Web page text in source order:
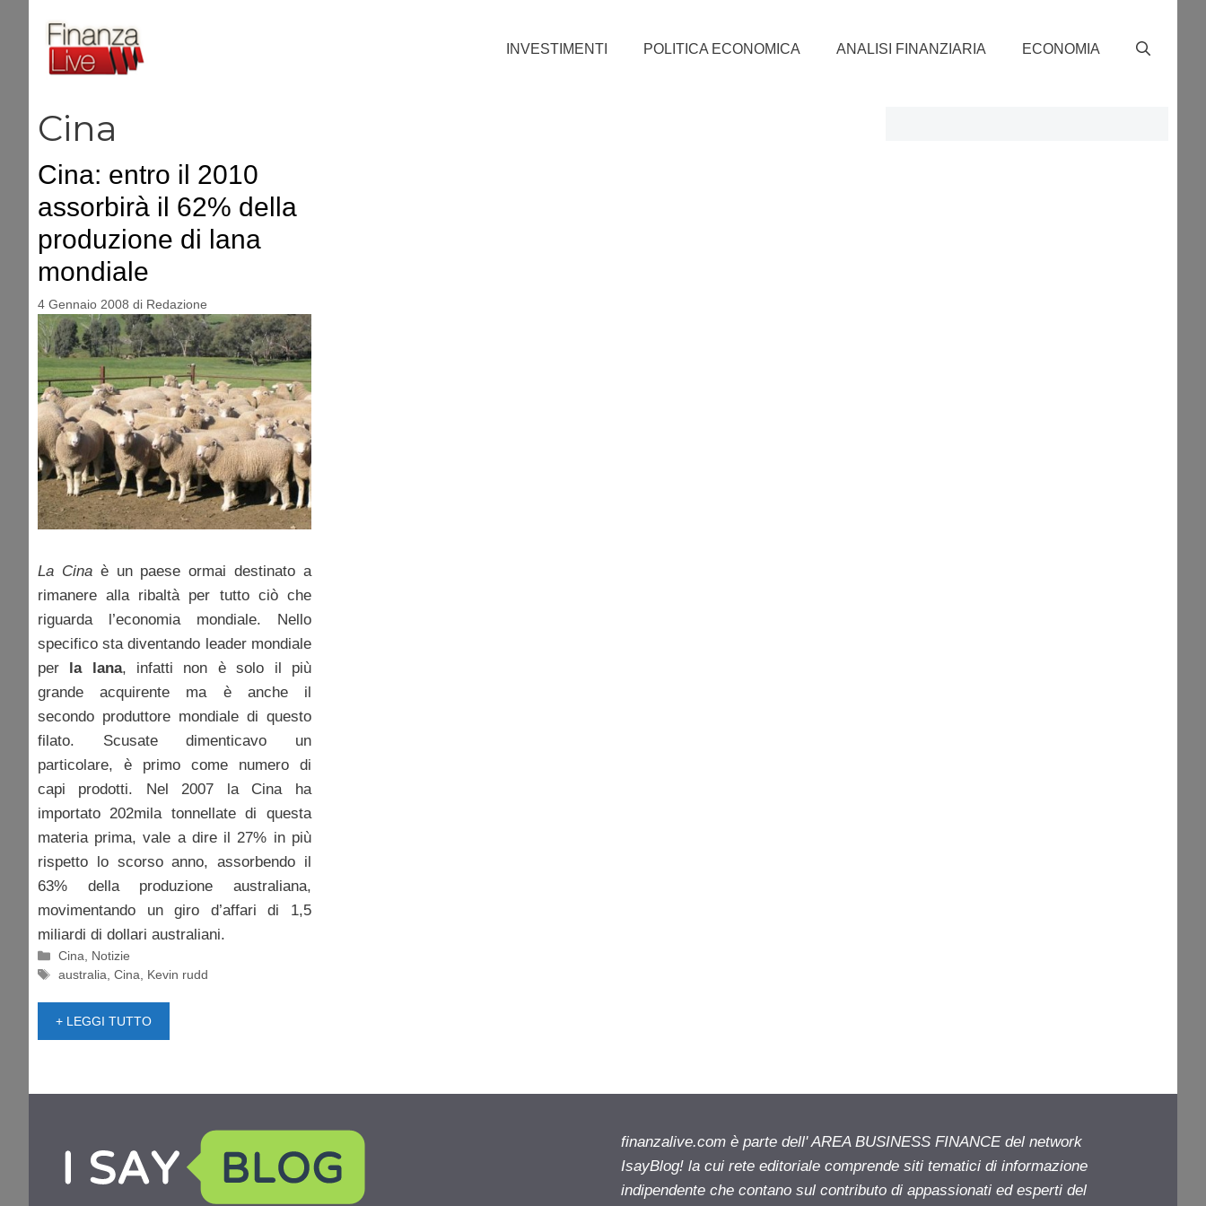
contenuto
INVESTIMENTI POLITICA ECONOMICA ANALISI FINANZIARIA ECONOMIA
Cina
Cina: entro il 2010
assorbirà il 62% della
produzione di lana
mondiale
4 Gennaio 2008 di Redazione
La Cinaè un paese ormai destinato a
rimanere alla ribaltà per tutto ciò che
riguarda l’economia mondiale. Nello
specifico sta diventando leader mondiale
per
la lana, infatti non è solo il più
grande acquirente ma è anche il
secondo produttore mondiale di questo
filato. Scusate dimenticavo un
particolare, è primo come numero di
capi prodotti. Nel 2007 la Cina ha
importato 202mila tonnellate di questa
materia prima, vale a dire il 27% in più
rispetto lo scorso anno, assorbendo il
63% della produzione australiana,
movimentando un giro d’affari di 1,5
miliardi di dollari australiani.
Categorie
Cina, Notizie
Tag
australia,Cina, Kevin rudd
+ LEGGI TUTTO
finanzalive.com è parte dell' AREA BUSINESS FINANCE del network
IsayBlog! la cui rete editoriale comprende siti tematici di informazione
indipendente che contano sul contributo di appassionati ed esperti del